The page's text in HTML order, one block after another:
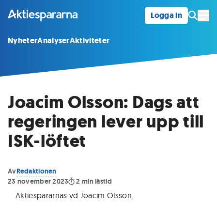
Logga in
NyheterAnalyserAktiviteter
Joacim Olsson: Dags att
regeringen lever upp till
ISK-löftet
AvRedaktionen
23 november 2023
2 min lästid
Aktiespararnas vd Joacim Olsson.